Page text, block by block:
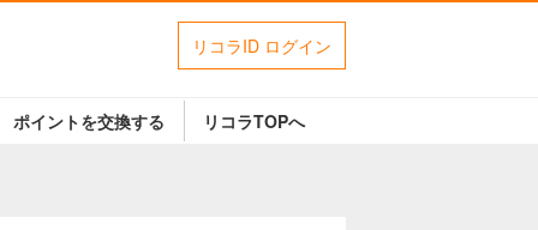
リコラID ログイン
ポイントを交換する リコラTOPへ